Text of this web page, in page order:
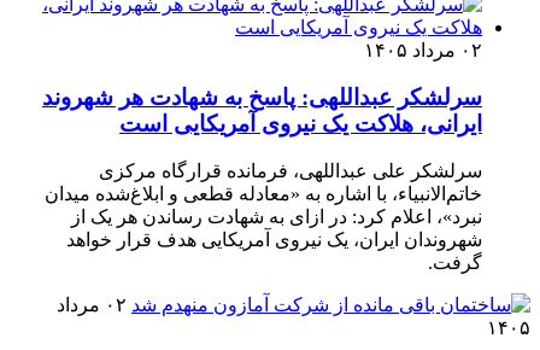
۰۲ مرداد ۱۴۰۵
سرلشکر عبداللهی: پاسخ به شهادت هر شهروند
ایرانی، هلاکت یک نیروی آمریکایی است
سرلشکر علی عبداللهی، فرمانده قرارگاه مرکزی
خاتم‌الانبیاء، با اشاره به «معادله قطعی و ابلاغ‌شده میدان
نبرد»، اعلام کرد: در ازای به شهادت رساندن هر یک از
شهروندان ایران، یک نیروی آمریکایی هدف قرار خواهد
گرفت.
۰۲ مرداد
۱۴۰۵